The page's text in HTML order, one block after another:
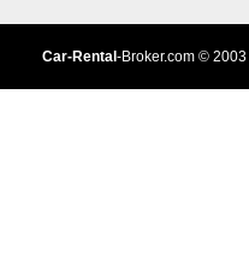
Car-Rental -Broker.com© 2003 |